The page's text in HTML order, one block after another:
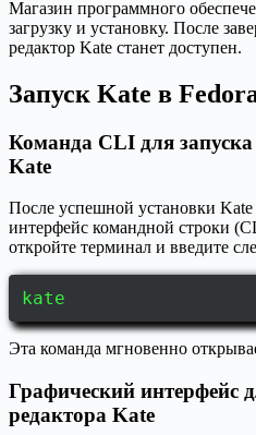
Магазин программного
загрузку и установку. После
редактор Kate станет доступен.
Запуск Kate в
Команда CLI для запуска
Kate
После успешной установки Kate
интерфейс командной строки
откройте терминал и введите
kate
Эта команда мгновенно
Графический интерфейс
редактора Kate